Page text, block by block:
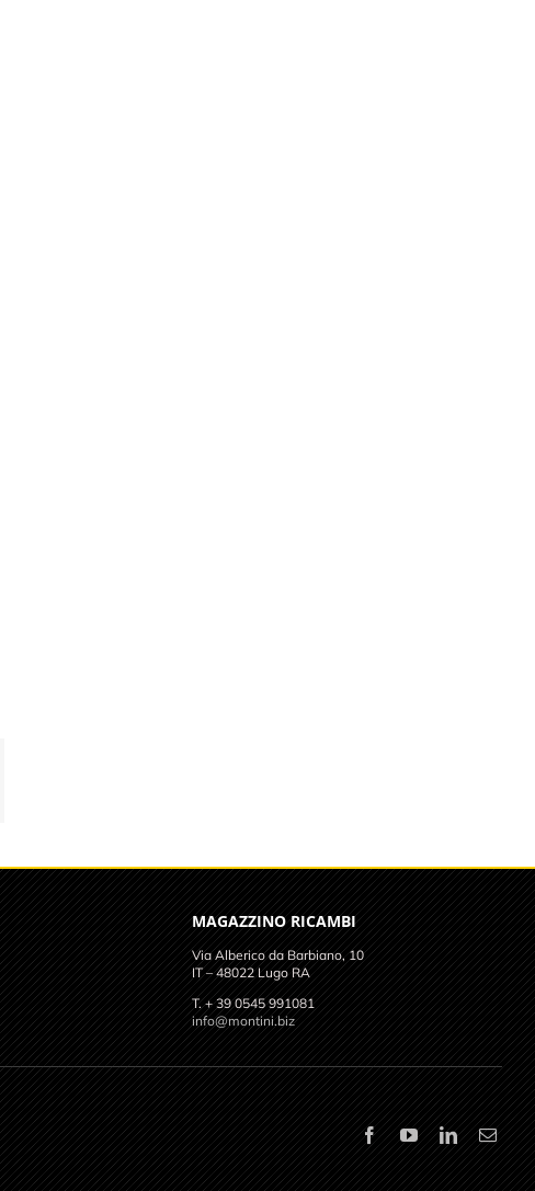
MAGAZZINO RICAMBI
Via Alberico da Barbiano, 10
IT – 48022 Lugo RA
T. + 39 0545 991081
info@montini.biz